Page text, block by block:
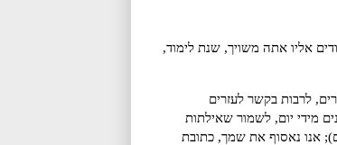
אליו אתה משויך, שנת לימוד,
לרבות בקשר לעזרים
מידי יום, לשמור שאילתות
אנו נאסוף את שמך, כתובת